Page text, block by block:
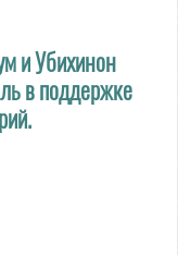
и Убихинон
в поддержке